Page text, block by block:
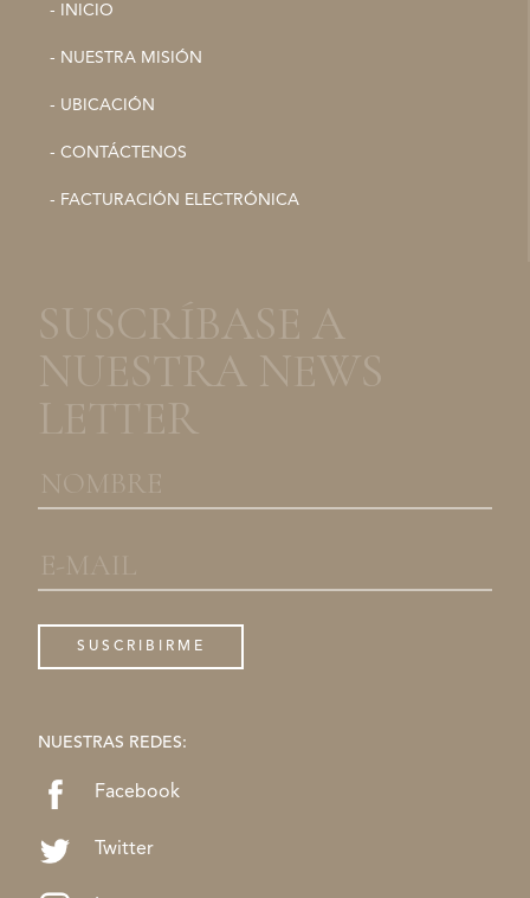
- INICIO
- NUESTRA MISIÓN
- UBICACIÓN
- CONTÁCTENOS
- FACTURACIÓN ELECTRÓNICA
SUSCRÍBASE A
NUESTRA NEWS
LETTER
NUESTRAS REDES:
Facebook
Twitter